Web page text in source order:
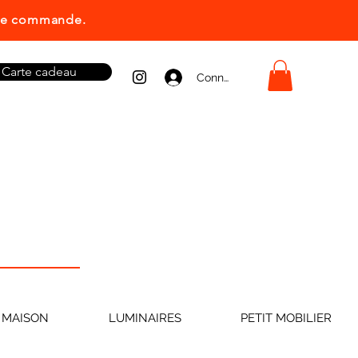
commande.
Carte cadeau Connexion
LUMINAIRES PETIT MOBILIER